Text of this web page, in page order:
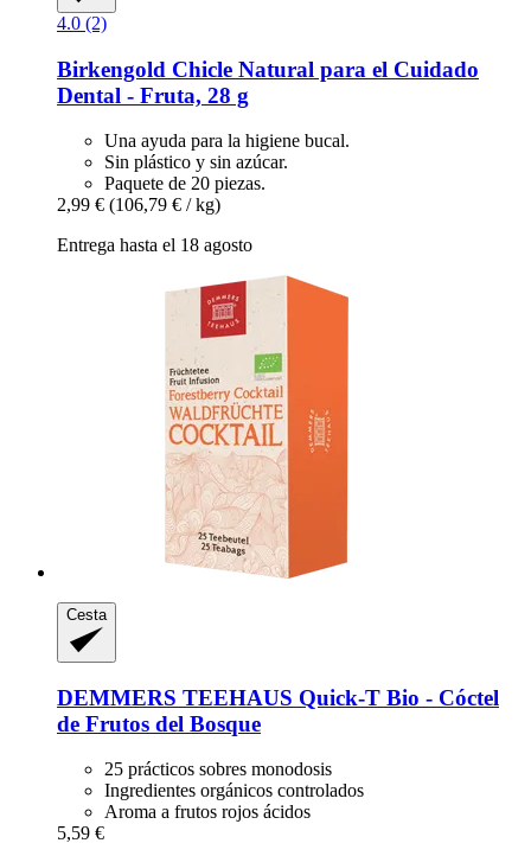
4.0 (2)
Birkengold Chicle Natural para el Cuidado
Dental -​ Fruta, 28 g
Una ayuda para la higiene bucal.
Sin plástico y sin azúcar.
Paquete de 20 piezas.
2,99 € (106,79 € / kg)
Entrega hasta el 18 agosto
Cesta
DEMMERS TEEHAUS Quick-​T Bio -​ Cóctel
de Frutos del Bosque
25 prácticos sobres monodosis
Ingredientes orgánicos controlados
Aroma a frutos rojos ácidos
5,59 €